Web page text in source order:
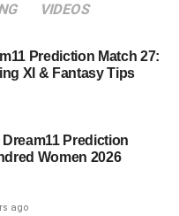
VIDEOS
Prediction Match 27:
XI & Fantasy Tips
Prediction
Women 2026
ago